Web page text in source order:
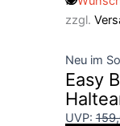
zzgl.
Neu im
Easy
UVP: